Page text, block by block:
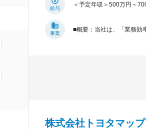
給与
＜予定年収＞500万円～
事業
■概要：当社は、「業務効
株式会社トヨタマッ